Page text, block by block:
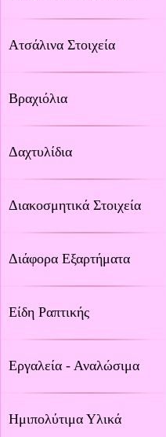
Ατσάλινα Στοιχεία
Βραχιόλια
Δαχτυλίδια
Διακοσμητικά Στοιχεία
Διάφορα Εξαρτήματα
Είδη Ραπτικής
Εργαλεία - Αναλώσιμα
Ημιπολύτιμα Υλικά